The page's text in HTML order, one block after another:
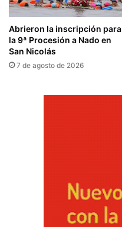
Abrieron la inscripción para
la 9ª Procesión a Nado en
San Nicolás
7 de agosto de 2026